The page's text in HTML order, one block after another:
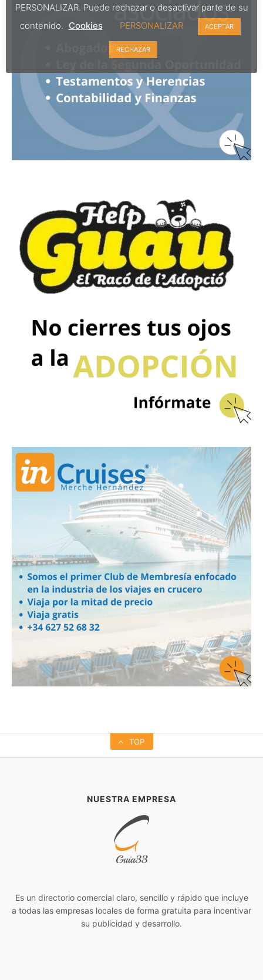
TOP
NUESTRA EMPRESA
Es un directorio comercial claro, sencillo y rápido que incluye
a todas las empresas locales de forma gratuita para incentivar
su publicidad y desarrollo.
PERSONALIZAR. Puede rechazar o desactivar parte de su
contenido. Cookies PERSONALIZAR ACEPTAR
RECHAZAR